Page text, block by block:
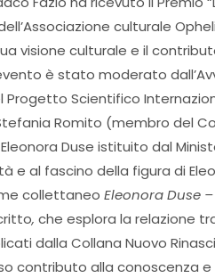
culturale
visione culturale e il
è stato moderato
Scientifico
Romito (membro del
Duse istituito dal
al fascino della figura di
collettaneo Eleonora Duse
, che esplora la relazione
dalla Collana Nuovo
contributo alla conoscenza e